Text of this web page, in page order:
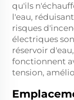
qu'ils
l'eau,
risques
électriques
réservoir
fonctionnent
tension,